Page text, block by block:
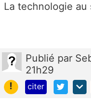
La technologie
Publié par
21h29
!
citer